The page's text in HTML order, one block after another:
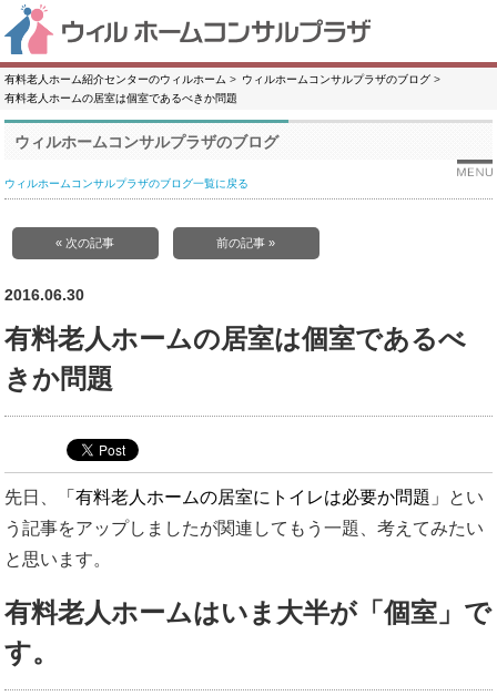
有料老人ホーム紹介センターのウィルホーム
ウィルホームコンサルプラザのブログ
有料老人ホームの居室は個室であるべきか問題
ウィルホームコンサルプラザのブログ
ウィルホームコンサルプラザのブログ一覧に戻る
« 次の記事 前の記事 »
2016.06.30
有料老人ホームの居室は個室であるべ
きか問題
先日、 「有料老人ホームの居室にトイレは必要か問題」 とい
う記事をアップしましたが関連してもう一題、考えてみたい
と思います。
有料老人ホームはいま大半が「個室」で
す。